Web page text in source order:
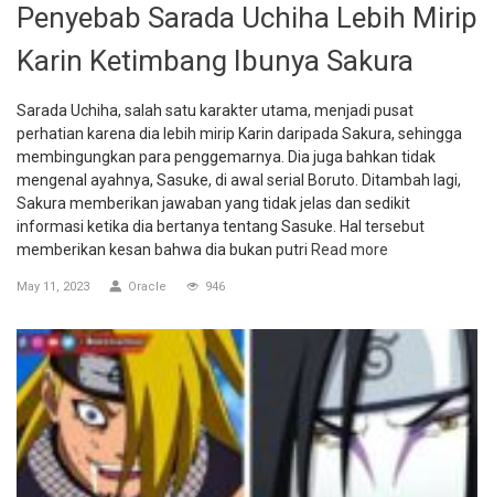
Penyebab Sarada Uchiha Lebih Mirip
Karin Ketimbang Ibunya Sakura
Sarada Uchiha, salah satu karakter utama, menjadi pusat
perhatian karena dia lebih mirip Karin daripada Sakura, sehingga
membingungkan para penggemarnya. Dia juga bahkan tidak
mengenal ayahnya, Sasuke, di awal serial Boruto. Ditambah lagi,
Sakura memberikan jawaban yang tidak jelas dan sedikit
informasi ketika dia bertanya tentang Sasuke. Hal tersebut
memberikan kesan bahwa dia bukan putri Read more
May 11, 2023 Oracle 946